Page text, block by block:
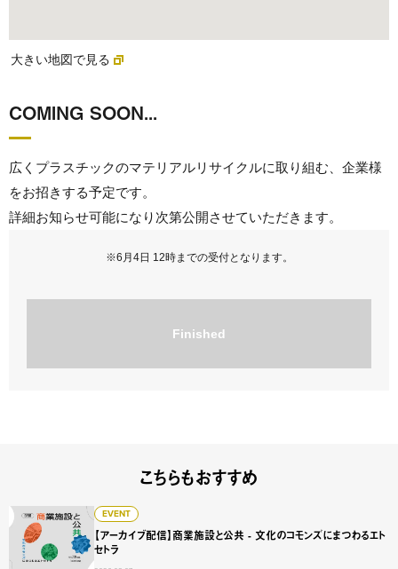
大きい地図で見る
COMING SOON...
広くプラスチックのマテリアルリサイクルに取り組む、企業様
をお招きする予定です。
詳細お知らせ可能になり次第公開させていただきます。
※6月4日 12時までの受付となります。
Finished
こちらもおすすめ
EVENT
【アーカイブ配信】商業施設と公共 - 文化のコモンズにまつわるエト
セトラ
【アーカイブ配信】商業施設と公共 - 文化のコモンズにまつ